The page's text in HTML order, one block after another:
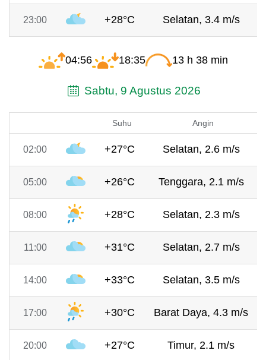
23:00 +28°C Selatan, 3.4 m/s
04:56 18:35 13 h 38 min
Sabtu, 9 Agustus 2026
Suhu Angin
02:00 +27°C Selatan, 2.6 m/s
05:00 +26°C Tenggara, 2.1 m/s
08:00 +28°C Selatan, 2.3 m/s
11:00 +31°C Selatan, 2.7 m/s
14:00 +33°C Selatan, 3.5 m/s
17:00 +30°C Barat Daya, 4.3 m/s
20:00 +27°C Timur, 2.1 m/s